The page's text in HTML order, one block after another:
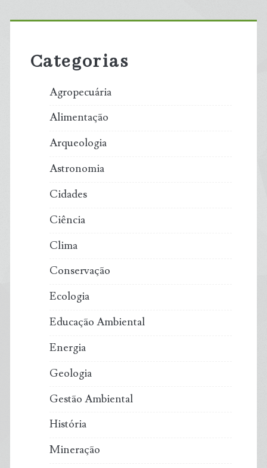
Primary
Sidebar
Categorias
Agropecuária
Alimentação
Arqueologia
Astronomia
Cidades
Ciência
Clima
Conservação
Ecologia
Educação Ambiental
Energia
Geologia
Gestão Ambiental
História
Mineração